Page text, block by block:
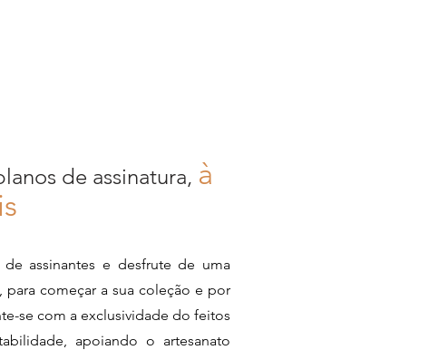
de assinatura, à
assinantes e desfrute de uma
para começar a sua coleção e por
se com a exclusividade do feitos
apoiando o artesanato